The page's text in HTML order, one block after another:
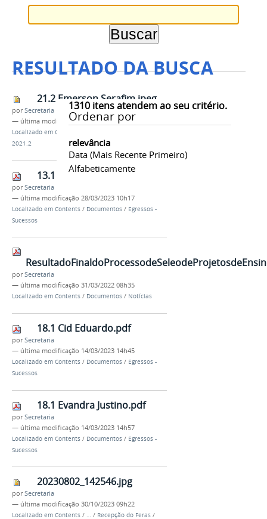
RESULTADO DA BUSCA
1310itens atendem ao seu critério.
Ordenar por
relevância
Data (mais Recente Primeiro)
Alfabeticamente
21.2 Emerson Serafim.jpeg
porSecretaria
— última modificação29/03/2023 08h02
Localizado em Contents
2021.2
13.1 José Mares.pdf
porSecretaria
— última modificação 28/03/2023 10h17
Localizado em Contents / Documentos / Egressos -
Sucessos
porSecretaria
— última modificação 31/03/2022 08h35
Localizado em Contents / Documentos / Notícias
18.1 Cid Eduardo.pdf
porSecretaria
— última modificação 14/03/2023 14h45
Localizado em Contents / Documentos / Egressos -
Sucessos
18.1 Evandra Justino.pdf
porSecretaria
— última modificação 14/03/2023 14h57
Localizado em Contents / Documentos / Egressos -
Sucessos
20230802_142546.jpg
porSecretaria
— última modificação 30/10/2023 09h22
Localizado em Contents / … / Recepção do Feras /